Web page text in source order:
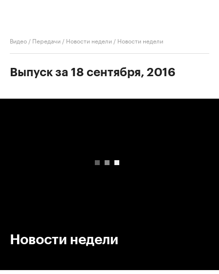
Видео / Передачи / Новости недели / Новости недели
Выпуск за 18 сентября, 2016
Новости недели